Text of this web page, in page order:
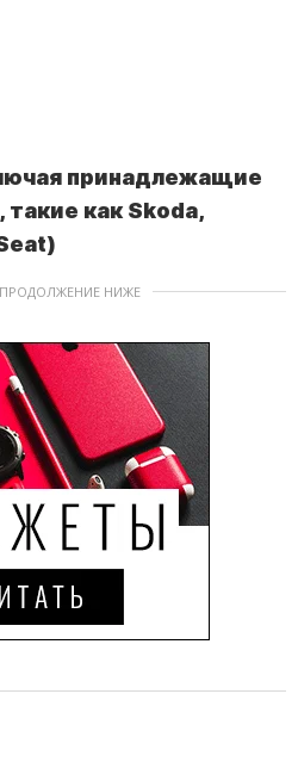
принадлежащие
как Skoda,
НИЖЕ